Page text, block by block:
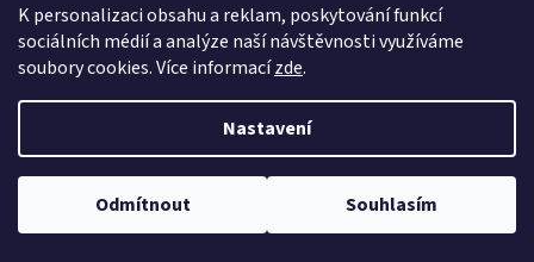
K personalizaci obsahu a reklam, poskytování funkcí
sociálních médií a analýze naší návštěvnosti využíváme
soubory cookies. Více informacízde.
Nastavení
Odmítnout Souhlasím
Přijímáme online platby
Vytvořil Shoptet
Copyright 2026Australian-Wear.cz. Všechna práva
vyhrazena.Upravit nastavení cookies